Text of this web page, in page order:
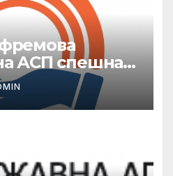
АСП спешна
оказване на
от